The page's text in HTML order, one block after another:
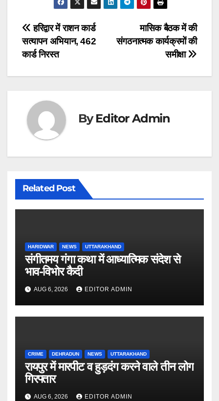
e
b
o
at
s
A
p
e
gr
a
Post
navigation
मासिक बैठक में की
संगठनात्मक कार्यक्रमों की
समीक्षा
हरिद्वार में राशन कार्ड
सत्यापन अभियान, 462
कार्ड निरस्त
ByEditor Admin
Related Post
HARIDWAR NEWS UTTARAKHAND
संगीतमय गंगा कथा में आध्यात्मिक संदेश से
भाव-विभोर कैदी
AUG 6, 2026 EDITOR ADMIN
CRIME DEHRADUN NEWS UTTARAKHAND
रायपुर में मारपीट व हुड़दंग करने वाले तीन लोग
गिरफ्तार
AUG 6, 2026 EDITOR ADMIN